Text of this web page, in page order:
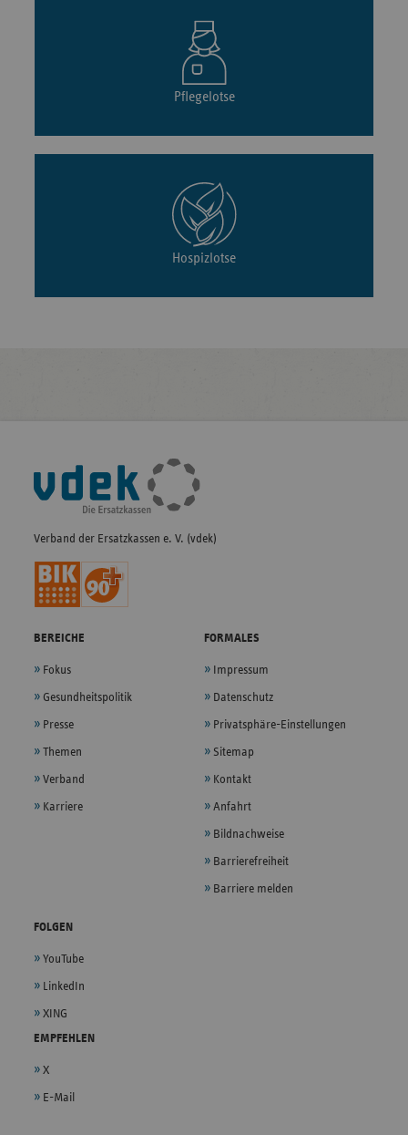
Pflegelotse
Hospizlotse
Fußleisten-
Navigation
Verband der Ersatzkassen e. V. (vdek)
BEREICHE
Fokus
Gesundheitspolitik
Presse
Themen
Verband
Karriere
FORMALES
Impressum
Datenschutz
Privatsphäre-Einstellungen
Sitemap
Kontakt
Anfahrt
Bildnachweise
Barrierefreiheit
Barriere melden
FOLGEN
YouTube
LinkedIn
XING
EMPFEHLEN
X
E-Mail